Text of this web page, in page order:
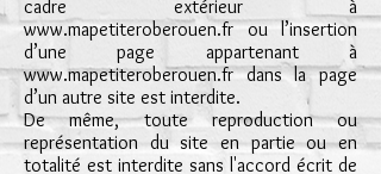
cadre extérieur à
www.mapetiteroberouen.frou l’insertion
d’une page appartenant à
www.mapetiteroberouen.frdans la page
d’un autre site est interdite.
De même, toute reproduction ou
représentation du site en partie ou en
totalité est interdite sans l'accord écrit de